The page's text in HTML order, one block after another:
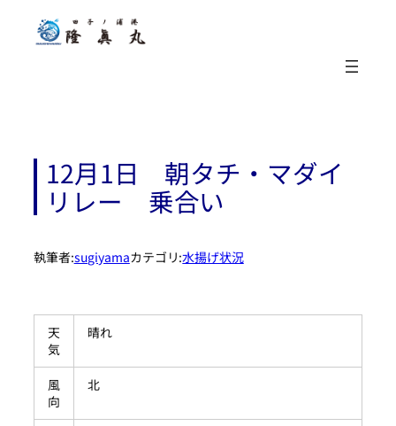
12月1日 朝タチ・マダイ
リレー 乗合い
執筆者:sugiyamaカテゴリ:水揚げ状況
天
気
晴れ
風
向
北